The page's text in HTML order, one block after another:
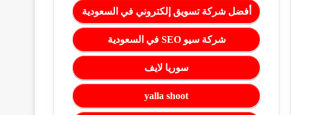
أفضل شركة تسويق إلكتروني في السعودية
شركة سيو SEO في السعودية
سوريا لايف
yalla shoot